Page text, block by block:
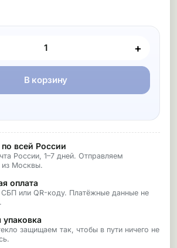
товара +
В корзину
всей России
России, 1–7 дней. Отправляем
Москвы.
оплата
или QR-коду. Платёжные данные не
защищаем так, чтобы в пути ничего не